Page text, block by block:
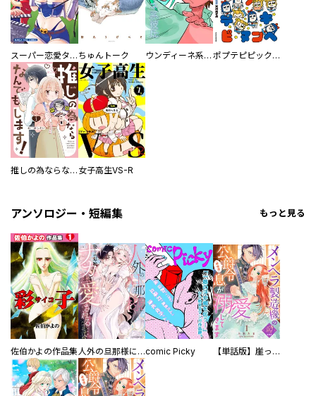
スーパー恋愛タイム！～現場でドＳな彼女は自宅でデレる～ ちゅんトーク ウンディーネ系彼氏 ポプテピピック SEASON EIGHT
推しの為ならなんでもします！ 女子高生VS-R
アンソロジー・短編集 もっと見る
佐伯かよの作品集 人外の旦那様に娶られ毎晩ナカまで愛される…。アンソロジーcomic Picky 【単話版】崖っぷち令嬢ですが、意地と策略で幸せになります！シリーズ